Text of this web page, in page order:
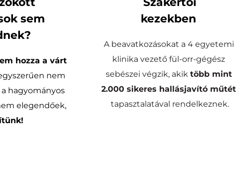
sem
hozza a várt
nem
hagyományos
kezekben
A beavatkozásokat a 4 egyetemi
klinika vezető fül-orr-gégész
sebészei végzik, akik több mint
2.000 sikeres hallásjavító műtét
tapasztalatával rendelkeznek.